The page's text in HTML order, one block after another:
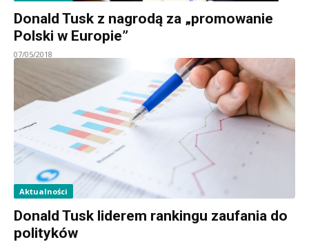
Donald Tusk z nagrodą za „promowanie
Polski w Europie”
07/05/2018
Aktualności
Donald Tusk liderem rankingu zaufania do
polityków